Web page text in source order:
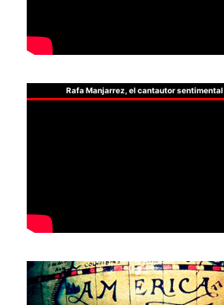
Rafa Manjarrez, el cantautor sentimental